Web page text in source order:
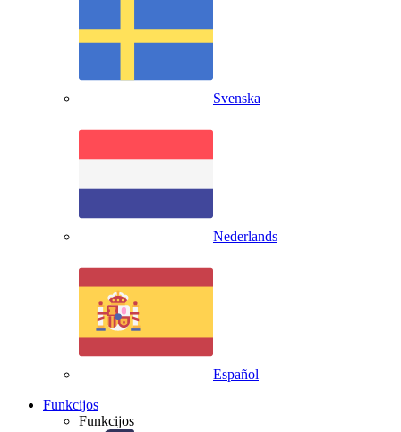
Svenska
Nederlands
Español
Funkcijos
Funkcijos